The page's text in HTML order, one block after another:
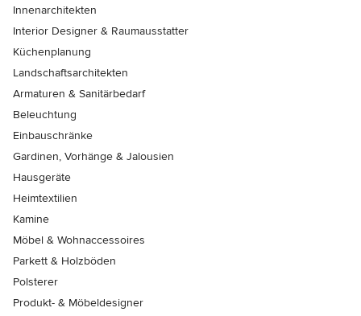
Innenarchitekten
Interior Designer & Raumausstatter
Küchenplanung
Landschaftsarchitekten
Armaturen & Sanitärbedarf
Beleuchtung
Einbauschränke
Gardinen, Vorhänge & Jalousien
Hausgeräte
Heimtextilien
Kamine
Möbel & Wohnaccessoires
Parkett & Holzböden
Polsterer
Produkt- & Möbeldesigner